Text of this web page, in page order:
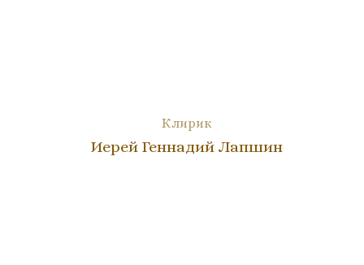
Клирик
Иерей Геннадий Лапшин